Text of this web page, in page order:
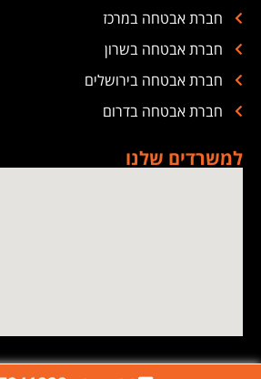
חברת אבטחה במרכז
חברת אבטחה בשרון
חברת אבטחה בירושלים
חברת אבטחה בדרום
למשרדים שלנו